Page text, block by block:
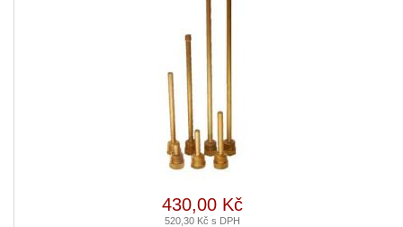
Nová zelená úsporám a Kotlíkové dotace snadno s PROPULS SOLAR.
430,00 Kč
520,30 Kč s DPH